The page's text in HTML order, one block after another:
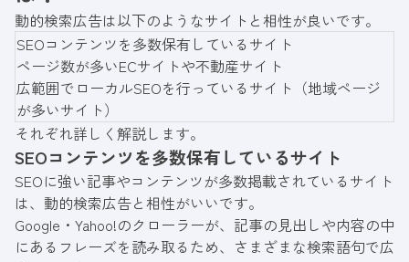
動的検索広告は以下のようなサイトと相性が良いです。
SEOコンテンツを多数保有しているサイト
ページ数が多いECサイトや不動産サイト
広範囲でローカルSEOを行っているサイト（地域ページ
が多いサイト）
それぞれ詳しく解説します。
SEOコンテンツを多数保有しているサイト
SEOに強い記事やコンテンツが多数掲載されているサイト
は、動的検索広告と相性がいいです。
Google・Yahoo!のクローラーが、記事の見出しや内容の中
にあるフレーズを読み取るため、さまざまな検索語句で広